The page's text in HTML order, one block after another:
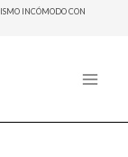
INCÓMODO CON